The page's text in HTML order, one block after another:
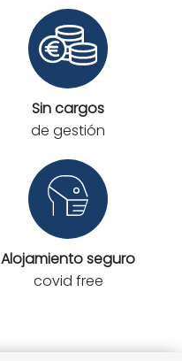
Sin cargos
de gestión
Alojamiento seguro
covid free